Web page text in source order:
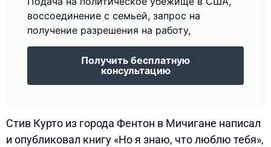
воссоединение с семьей, запрос на
получение разрешения на работу,
Получить бесплатную
консультацию
Стив Курто из города Фентон в Мичигане написал
и опубликовал книгу «Но я знаю, что люблю тебя»,